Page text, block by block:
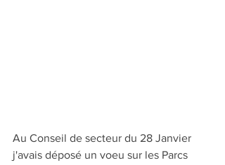
Au Conseil de secteur du 28 Janvier
j'avais déposé un voeu sur les Parcs